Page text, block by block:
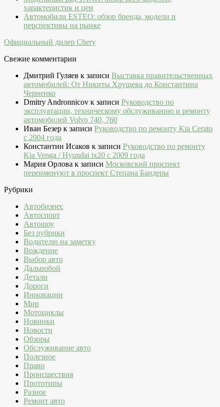
характеристик и цен
Автомобили ESTEO: обзор бренда, модели и
перспективы на рынке
Официальный дилер Chery
Свежие комментарии
Дмитрий Гуляев к записи Выставка правительственных
автомобилей: От Никиты Хрущева до Константина
Черненко
Dmitry Andronnicov к записи Руководство по
эксплуатации, техническому обслуживанию и ремонту
автомобилей Volvo 740, 760
Иван Безер к записи Руководство по ремонту Kia Cerato
c 2004 года
Константин Исаков к записи Руководство по ремонту
Kia Venga / Hyundai ix20 c 2009 года
Мария Орлова к записи Московский проспект
переименуют в проспект Степана Бандеры
Рубрики
Автобизнес
Автоспорт
Автошоу
Без рубрики
Водителю на заметку
Вождение
Выбор авто
Дальнобой
Детали
Дороги
Инновации
Мир
Мотоциклы
Новинки
Новости
Обзоры
Обслуживание авто
Полезное
Право
Происшествия
Прототипы
Разное
Ремонт авто